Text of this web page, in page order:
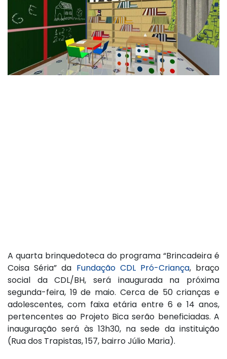
A quarta brinquedoteca do programa “Brincadeira é
Coisa Séria” da Fundação CDL Pró-Criança, braço
social da CDL/BH, será inaugurada na próxima
segunda-feira, 19 de maio. Cerca de 50 crianças e
adolescentes, com faixa etária entre 6 e 14 anos,
pertencentes ao Projeto Bica serão beneficiadas. A
inauguração será às 13h30, na sede da instituição
(Rua dos Trapistas, 157, bairro Júlio Maria).